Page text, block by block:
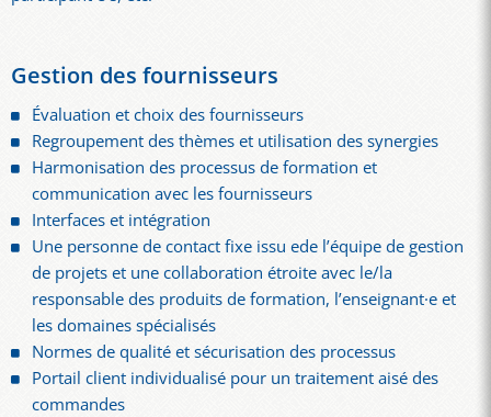
Gestion des fournisseurs
Évaluation et choix des fournisseurs
Regroupement des thèmes et utilisation des synergies
Harmonisation des processus de formation et
communication avec les fournisseurs
Interfaces et intégration
Une personne de contact fixe issu ede l’équipe de gestion
de projets et une collaboration étroite avec le/la
responsable des produits de formation, l’enseignant·e et
les domaines spécialisés
Normes de qualité et sécurisation des processus
Portail client individualisé pour un traitement aisé des
commandes